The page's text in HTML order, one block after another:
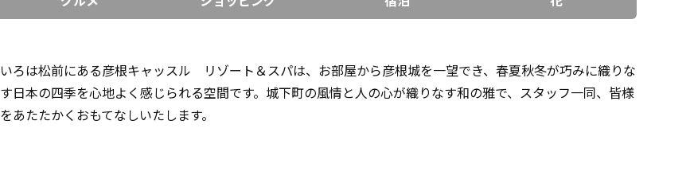
いろは松前にある彦根キャッスル リゾート＆スパは、お部屋から彦根城を一望でき、春夏秋冬が巧みに織りな
す日本の四季を心地よく感じられる空間です。城下町の風情と人の心が織りなす和の雅で、スタッフ一同、皆様
をあたたかくおもてなしいたします。